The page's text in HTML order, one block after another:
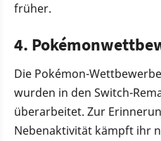
früher.
4.
Die Pokémon-
wurden in den Switch-
überarbeitet. Zur
Nebenaktivität kämpft ihr